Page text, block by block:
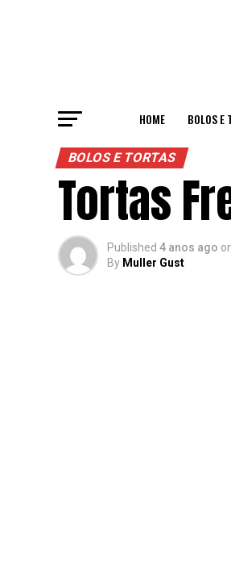
HOME BOLOS E
BOLOS E TORTAS
Tortas
Published 4 anos ago
By Muller Gust